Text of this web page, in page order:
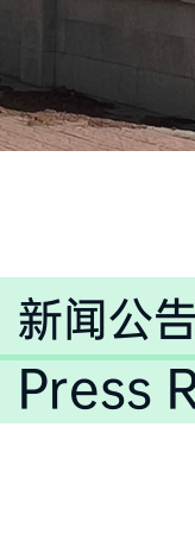
新闻公告
Press